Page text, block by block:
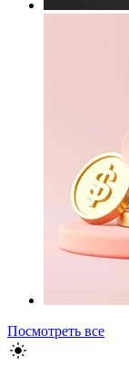
Посмотреть все